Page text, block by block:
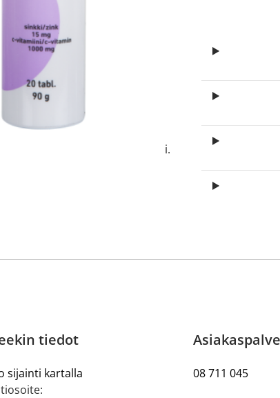
olevaa reseptiä, ja voit
sinun pitää ensin
jälkeen voit maksaa ostoksesi.
tiedot
sijainti kartalla
08 711 045